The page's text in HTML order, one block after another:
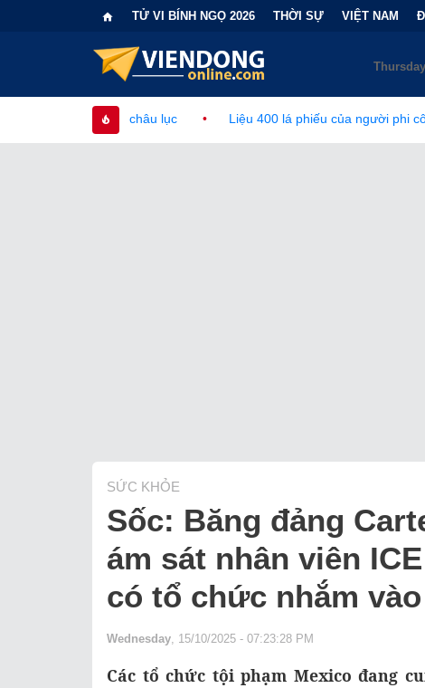
TỬ VI BÍNH NGỌ 2026 THỜI SỰ VIỆT NAM
Liệu 400 lá phiếu của người phi công dân có làm thay
SỨC KHỎE
Sốc: Băng đảng
ám sát nhân viên
có tổ chức nhắm
Wednesday , 15/10/2025 - 07:23:28 PM
Các tổ chức tội phạm Mexico đang